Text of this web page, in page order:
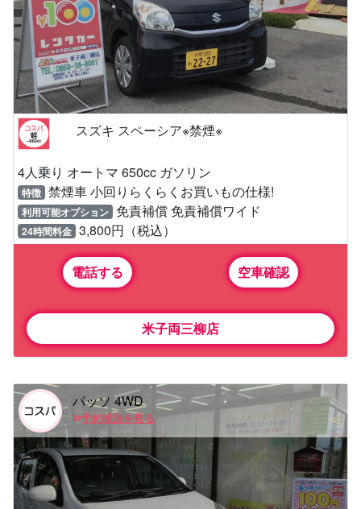
スズキ スペーシア※禁煙※
4人乗り オートマ 650cc ガソリン
特徴 禁煙車 小回りらくらくお買いもの仕様!
利用可能オプション 免責補償 免責補償ワイド
24時間料金 3,800円（税込）
電話する 空車確認
米子両三柳店
パッソ 4WD
予約状況を見る